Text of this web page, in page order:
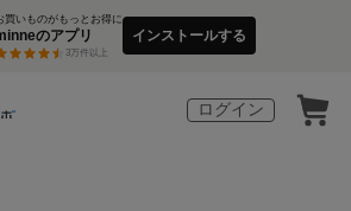
買いものがもっとお得に
のアプリ
3万件以上
インストールする
ログイン